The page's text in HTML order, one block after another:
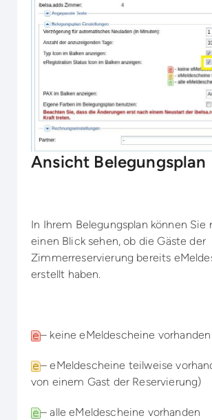
Ansicht Belegungsplan
In Ihrem Belegungsplan können Sie
einen Blick sehen, ob die Gäste der
Zimmerreservierung bereits
erstellt haben.
– keine eMeldescheine vorhanden
– eMeldescheine teilweise
von einem Gast der Reservierung)
– alle eMeldescheine vorhanden